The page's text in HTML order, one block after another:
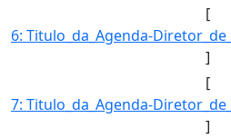
[
]
[
]